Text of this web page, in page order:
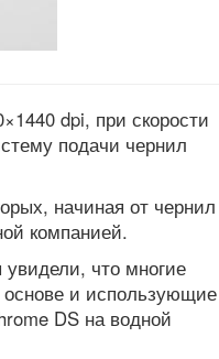
dpi, при скорости
подачи чернил
начиная от чернил
компанией.
что многие
основе и использующие
DS на водной